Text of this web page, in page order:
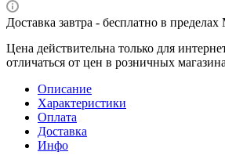
Доставка завтра - бесплатно в
Цена действительна только для
отличаться от цен в розничных
Описание
Характеристики
Оплата
Доставка
Инфо